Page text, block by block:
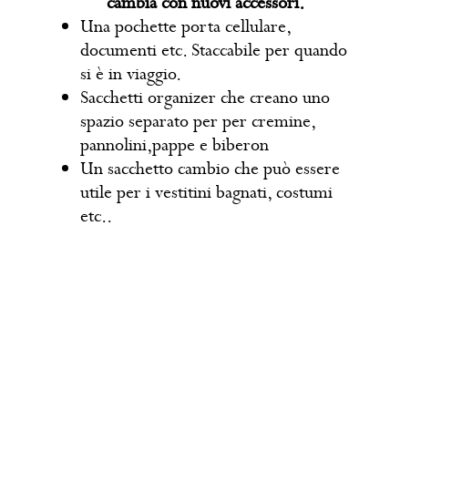
Una pochette porta cellulare,
documenti etc. Staccabile per quando
si è in viaggio.
Sacchetti organizer che creano uno
spazio separato per per cremine,
pannolini,pappe e biberon
Un sacchetto cambio che può essere
utile per i vestitini bagnati, costumi
etc..